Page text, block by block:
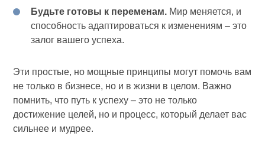
Будьте готовы к переменам. Мир меняется, и
способность адаптироваться к изменениям – это
залог вашего успеха.
Эти простые, но мощные принципы могут помочь вам
не только в бизнесе, но и в жизни в целом. Важно
помнить, что путь к успеху – это не только
достижение целей, но и процесс, который делает вас
сильнее и мудрее.